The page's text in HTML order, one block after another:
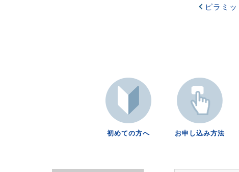
ピラミ
初めての方へ お申し込み方法